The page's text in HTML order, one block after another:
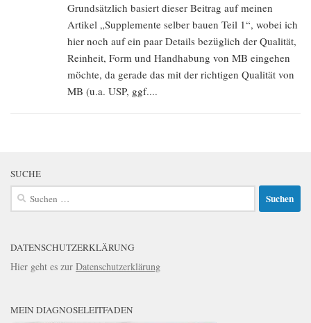
Grundsätzlich basiert dieser Beitrag auf meinen
Artikel „Supplemente selber bauen Teil 1“, wobei ich
hier noch auf ein paar Details bezüglich der Qualität,
Reinheit, Form und Handhabung von MB eingehen
möchte, da gerade das mit der richtigen Qualität von
MB (u.a. USP, ggf....
SUCHE
Suchen
nach:
DATENSCHUTZERKLÄRUNG
Hier geht es zur Datenschutzerklärung
MEIN DIAGNOSELEITFADEN